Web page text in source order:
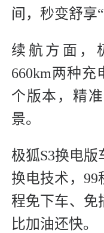
间，秒变舒享“
续航方面，
660km两种充
个版本，精
景。
极狐S3换电
换电技术，99
程免下车、免
比加油还快。